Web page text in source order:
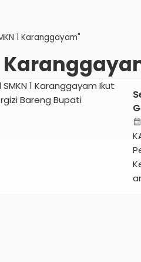
1 Karanggayam"
calendar_month